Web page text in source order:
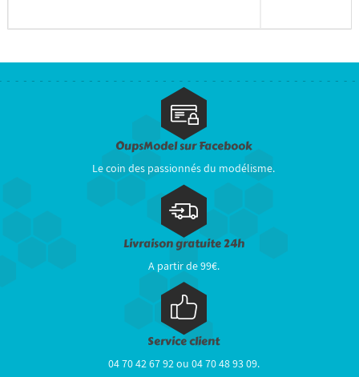
OupsModel sur Facebook
Le coin des passionnés du modélisme.
Livraison gratuite 24h
A partir de 99€.
Service client
04 70 42 67 92 ou 04 70 48 93 09.